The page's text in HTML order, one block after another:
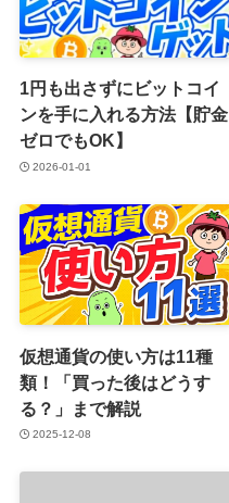
1円も出さずにビットコイ
ンを手に入れる方法【貯金
ゼロでもOK】
2026-01-01
仮想通貨の使い方は11種
類！「買った後はどうす
る？」まで解説
2025-12-08